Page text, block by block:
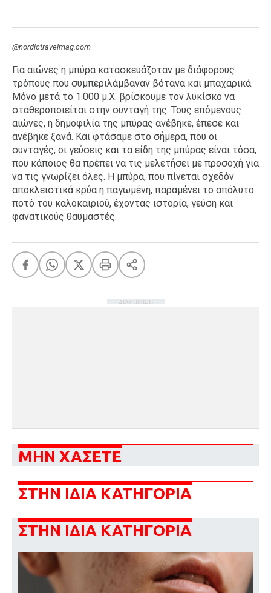
@nordictravelmag.com
Για αιώνες η μπύρα κατασκευάζοταν με διάφορους
τρόπους που συμπεριλάμβαναν βότανα και μπαχαρικά.
Μόνο μετά το 1.000 μ.Χ. βρίσκουμε τον λυκίσκο να
σταθεροποιείται στην συνταγή της. Τους επόμενους
αιώνες, η δημοφιλία της μπύρας ανέβηκε, έπεσε και
ανέβηκε ξανά. Και φτάσαμε στο σήμερα, που οι
συνταγές, οι γεύσεις και τα είδη της μπύρας είναι τόσα,
που κάποιος θα πρέπει να τις μελετήσει με προσοχή για
να τις γνωρίζει όλες. Η μπύρα, που πίνεται σχεδόν
αποκλειστικά κρύα η παγωμένη, παραμένει το απόλυτο
ποτό του καλοκαιριού, έχοντας ιστορία, γεύση και
φανατικούς θαυμαστές.
ΔΙΑΦΗΜΙΣΗ
ΜΗΝ ΧΑΣΕΤΕ
ΣΤΗΝ ΙΔΙΑ ΚΑΤΗΓΟΡΙΑ
ΣΤΗΝ ΙΔΙΑ ΚΑΤΗΓΟΡΙΑ